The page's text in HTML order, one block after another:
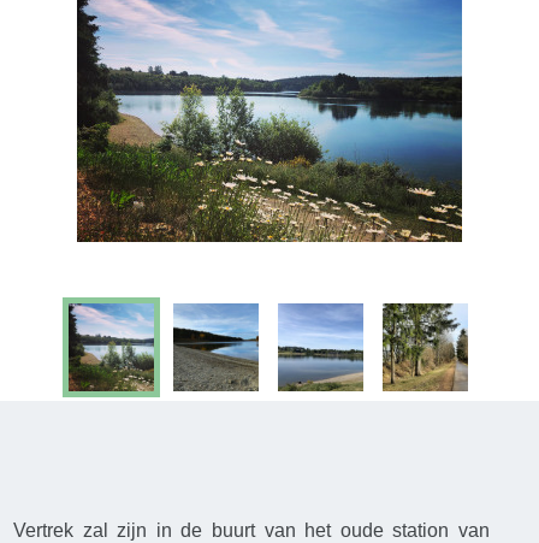
Vertrek zal zijn in de buurt van het oude station van